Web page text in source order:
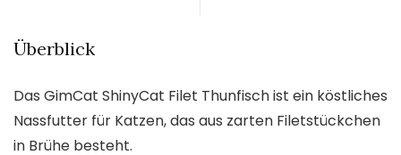
Überblick
Das GimCat ShinyCat Filet Thunfisch ist ein köstliches
Nassfutter für Katzen, das aus zarten Filetstückchen
in Brühe besteht.